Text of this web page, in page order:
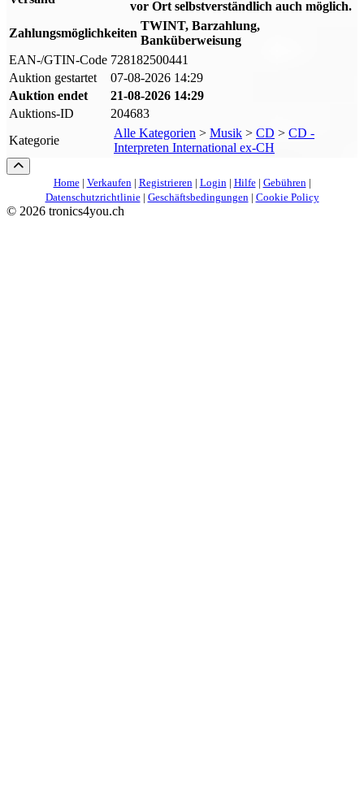
vor Ort selbstverständlich auch möglich.
Zahlungsmöglichkeiten
TWINT, Barzahlung,
Banküberweisung
EAN-/GTIN-Code 728182500441
Auktion gestartet
07-08-2026 14:29
Auktion endet
21-08-2026 14:29
Auktions-ID
204683
Kategorie
Alle Kategorien > Musik > CD > CD -
Interpreten International ex-CH
Home| Verkaufen| Registrieren| Login| Hilfe| Gebühren|
Datenschutzrichtlinie| Geschäftsbedingungen| Cookie Policy
© 2026 tronics4you.ch